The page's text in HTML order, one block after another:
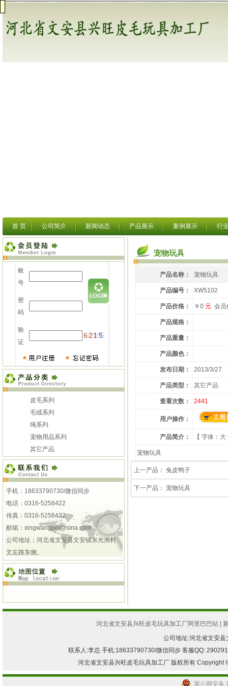
首 页 公司简介 新闻动态 产品展示 案例展示 行
账
号
密
码
验
证
皮毛系列
毛绒系列
绳系列
宠物用品系列
其它产品
手机：18633790730/微信同步
电话：0316-5256422
传真：0316-5256432
邮箱： xingwangpet@sina.com
公司地址：河北省文安县文安镇东光洲村
文左路东侧。
宠物玩具
产品名称： 宠物玩具
产品编号： XW5102
产品价格： ￥0 元会员
产品规格：
产品重量：
产品颜色：
发布日期： 2013/3/27
产品类型： 其它产品
查看次数： 2441
用户操作：
产品简介： 【 字体： 大
宠物玩具
上一产品： 兔皮鸭子
下一产品： 宠物玩具
河北省文安县兴旺皮毛玩具加工厂阿里巴巴站
公司地址:河北省文安
联系人:李总 手机:18633790730/微信同步 客服QQ:
河北省文安县兴旺皮毛玩具加工厂 版权所有
冀公网安备